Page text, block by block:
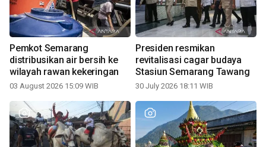
Pemkot Semarang
distribusikan air bersih ke
wilayah rawan kekeringan
03 August 2026 15:09 WIB
Presiden resmikan
revitalisasi cagar budaya
Stasiun Semarang Tawang
30 July 2026 18:11 WIB